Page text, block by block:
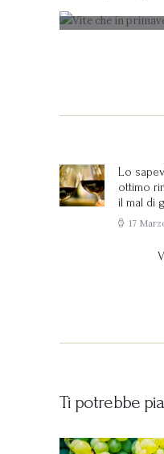
Previous
post:
Lo
ottimo
il mal di
17
Ti potrebbe